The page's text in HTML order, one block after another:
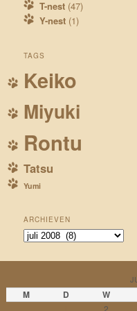
T-nest(47)
Y-nest(1)
TAGS
Keiko
Miyuki
Rontu
Tatsu
Yumi
ARCHIEVEN
Archieven
M D W
2